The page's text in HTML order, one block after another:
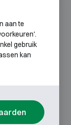
aan te
gebruik
kan